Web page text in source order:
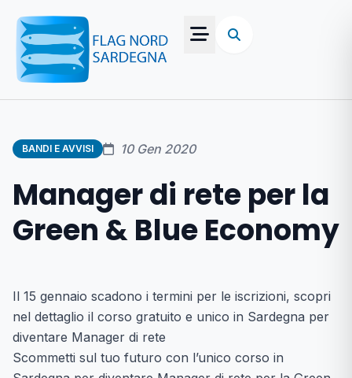
BANDI E AVVISI 10 Gen 2020
Manager di rete per la
Green & Blue Economy
Il 15 gennaio scadono i termini per le iscrizioni, scopri
nel dettaglio il corso gratuito e unico in Sardegna per
diventare Manager di rete
Scommetti sul tuo futuro con l’unico corso in